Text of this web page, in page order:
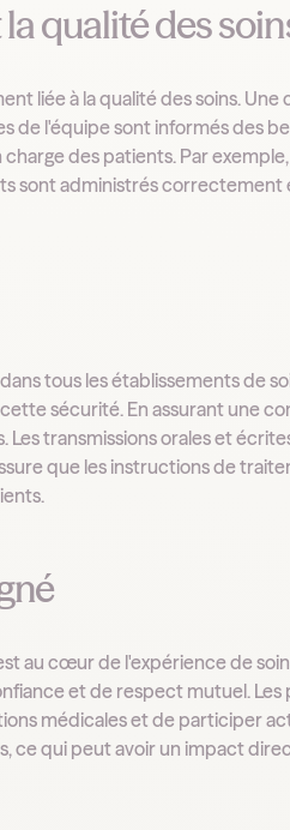
qualité des
liée à la qualité des soins.
de l'équipe sont informés des
des patients. Par
sont administrés
tous les établissements de
sécurité. En assurant une
transmissions orales et
que les instructions de
au cœur de l'expérience de
et de respect mutuel.
médicales et de participer
ce qui peut avoir un impact